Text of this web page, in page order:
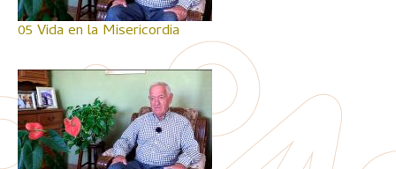
05 Vida en la Misericordia